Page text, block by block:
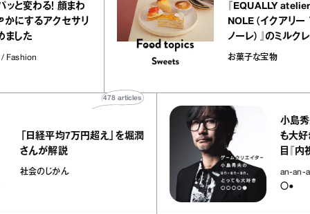
象がパッと変わる！ 顔まわ
を華やかにするアクセサリ
を集めました
/ Fashion
『EQUALLY
NOLE（イク
ノーレ）』の
ラメルバニ
お菓子な宝物
日経平均7万円超え」を堀潤
んが解説
会のじかん
articles
小島秀夫の
も大好き
目『内視鏡
an-an-an、と